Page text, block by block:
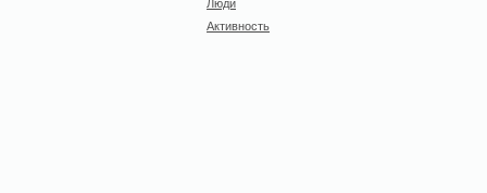
Активность